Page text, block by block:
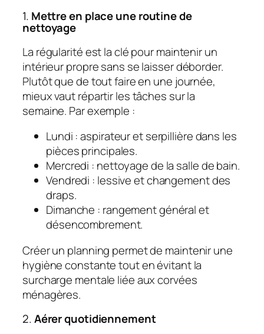
1. Mettre en place une routine de
nettoyage
La régularité est la clé pour maintenir un
intérieur propre sans se laisser déborder.
Plutôt que de tout faire en une journée,
mieux vaut répartir les tâches sur la
semaine. Par exemple :
Lundi : aspirateur et serpillière dans les
pièces principales.
Mercredi : nettoyage de la salle de bain.
Vendredi : lessive et changement des
draps.
Dimanche : rangement général et
désencombrement.
Créer un planning permet de maintenir une
hygiène constante tout en évitant la
surcharge mentale liée aux corvées
ménagères.
2.Aérer quotidiennement